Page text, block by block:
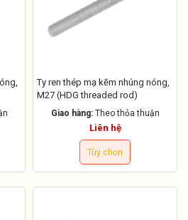
Ty ren thép mạ kẽm nhúng nóng,
M27 (HDG threaded rod)
Giao hàng: Theo thỏa thuận
Liên hệ
Tùy chọn